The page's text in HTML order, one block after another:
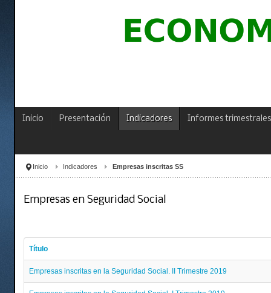
Inicio Presentación Indicadores Informes trimestrales
Inicio Indicadores Empresas inscritas SS
Empresas en Seguridad Social
Título
Empresas inscritas en la Seguridad Social. II Trimestre 2019